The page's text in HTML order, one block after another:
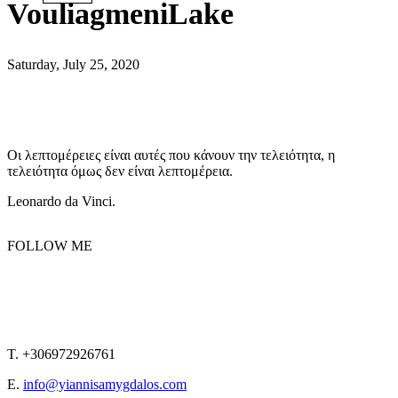
VouliagmeniLake
Saturday, July 25, 2020
Οι λεπτομέρειες είναι αυτές που κάνουν την τελειότητα, η
τελειότητα όμως δεν είναι λεπτομέρεια.
Leonardo da Vinci.
FOLLOW ME
T. +306972926761
E. info@yiannisamygdalos.com